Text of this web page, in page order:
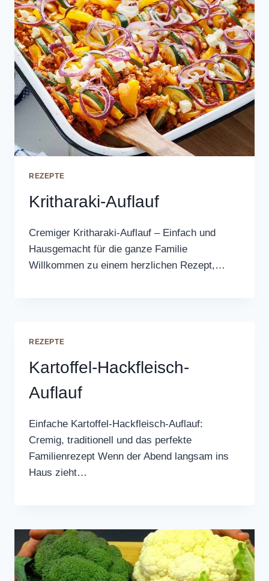
REZEPTE
Kritharaki-Auflauf
Cremiger Kritharaki-Auflauf – Einfach und
Hausgemacht für die ganze Familie
Willkommen zu einem herzlichen Rezept,…
REZEPTE
Kartoffel-Hackfleisch-
Auflauf
Einfache Kartoffel-Hackfleisch-Auflauf:
Cremig, traditionell und das perfekte
Familienrezept Wenn der Abend langsam ins
Haus zieht…